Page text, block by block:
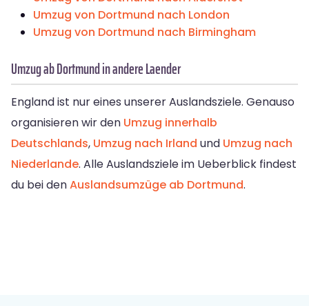
Umzug von Dortmund nach London
Umzug von Dortmund nach Birmingham
Umzug ab Dortmund in andere Laender
England ist nur eines unserer Auslandsziele. Genauso
organisieren wir den Umzug innerhalb
Deutschlands, Umzug nach Irland und Umzug nach
Niederlande. Alle Auslandsziele im Ueberblick findest
du bei denAuslandsumzüge ab Dortmund.